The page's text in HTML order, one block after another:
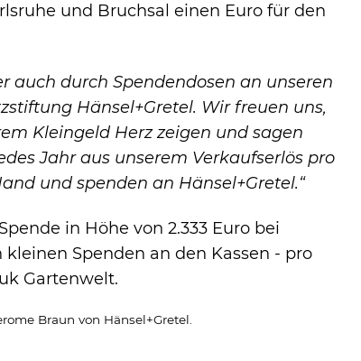
und Bruchsal einen Euro für den
auch durch Spendendosen an unseren
Hänsel+Gretel. Wir freuen uns,
Kleingeld Herz zeigen und sagen
Jahr aus unserem Verkaufserlös pro
und spenden an Hänsel+Gretel.“
in Höhe von 2.333 Euro bei
Spenden an den Kassen - pro
Gartenwelt.
Braun von Hänsel+Gretel.
um anonymes Tracking zu aktivieren.